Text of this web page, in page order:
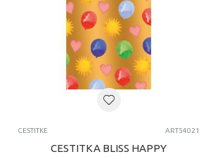
CESTITKE ART54021
CESTITKA BLISS HAPPY